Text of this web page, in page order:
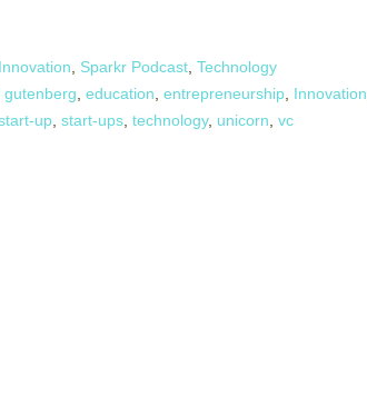
Innovation Sparkr Podcast Technology
gutenberg education entrepreneurship Innovation
up start-ups technology, unicorn vc